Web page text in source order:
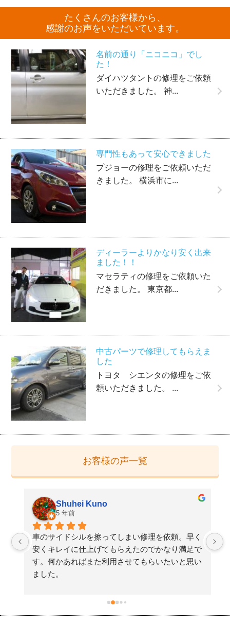
たくさんのお客様から、
感謝のお声をいただいています。
名前の通り「ニコニコ」でし
た！
ダイハツタントの修理をご依頼
いただきました。 神...
専門性もあって安心できました
プジョーの修理をご依頼いただ
きました。 横浜市に...
ディーラーよりかなり安く出来
ました！！
マセラティの修理をご依頼いた
だきました。 東京都...
中古パーツで修理してもらえま
した
トヨタ シエンタの修理をご依
頼いただきました。 ...
お客様の声一覧
Shuhei Kuno
5 年前
車のサイドシルを擦ってしまい修理を依頼。早く
安くキレイに仕上げてもらえたのでかなり満足で
す。何かあればまた利用させてもらいたいと思い
ました。